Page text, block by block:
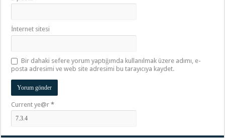
İnternet sitesi
Bir dahaki sefere yorum yaptığımda kullanılmak üzere adımı, e-
posta adresimi ve web site adresimi bu tarayıcıya kaydet.
Current ye@r*